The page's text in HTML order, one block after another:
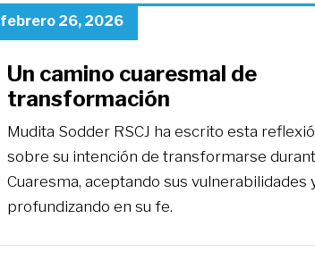
febrero 26, 2026
Un camino cuaresmal de
transformación
Mudita Sodder RSCJ ha escrito esta
sobre su intención de transformarse
Cuaresma, aceptando sus vulnerabilidades
profundizando en su fe.